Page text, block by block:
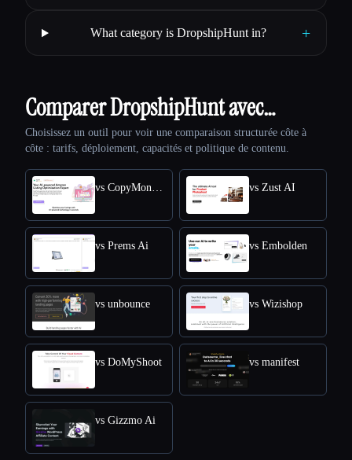
What category is DropshipHunt in? +
Comparer DropshipHunt avec…
Choisissez un outil pour voir une comparaison structurée côte à
côte : tarifs, déploiement, capacités et politique de contenu.
vs CopyMonkey vs Zust AI
vs Prems Ai vs Embolden
vs unbounce vs Wizishop
vs DoMyShoot vs manifest
vs Gizzmo Ai